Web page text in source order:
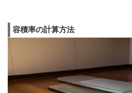
容積率の計算方法